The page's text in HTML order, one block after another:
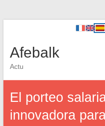
Afebalk
Actu
El porteo
innovadora